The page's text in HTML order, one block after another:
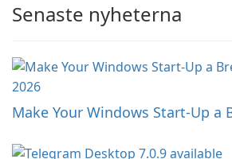
Senaste nyheterna
Make Your Windows Start-Up a